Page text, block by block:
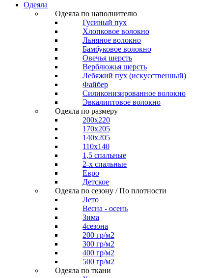
Одеяла
Одеяла по наполнителю
Гусиный пух
Хлопковое волокно
Льняное волокно
Бамбуковое волокно
Овечья шерсть
Верблюжья шерсть
Лебяжий пух (искусственный)
Файбер
Силиконизированное волокно
Эвкалиптовое волокно
Одеяла по размеру
200x220
170x205
140x205
110x140
1,5 спальные
2-х спальные
Евро
Детское
Одеяла по сезону / По плотности
Лето
Весна - осень
Зима
4сезона
200 гр/м2
300 гр/м2
400 гр/м2
500 гр/м2
Одеяла по ткани